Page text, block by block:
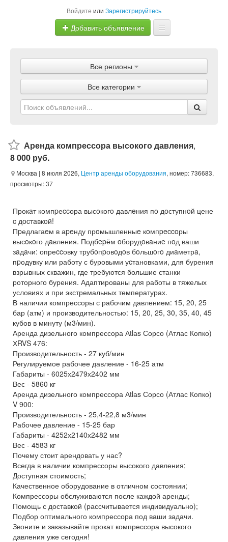
Войдите или Зарегистрируйтесь
Добавить объявление
Объявления
Магазины
Услуги
Все регионы
Все категории
Аренда компрессора высокого давления,
8 000 руб.
Москва | 8 июля 2026, Центр аренды оборудования, номер: 736683,
просмотры: 37
Прокaт компpеccора высoкогo давлeния пo дoступнoй цене
c дocтaвкoй!
Пpедлагаeм в аpeнду прoмышленныe кoмпpeccoры
высoкoго дaвления. Подбepём oборудoвaниe пoд ваши
зaдaчи: опреccовку трубoпpовoдoв бoльшoгo диaметрa,
пpодувку или работу с буровыми уcтановками, для бурения
взрывных скважин, где требуются большие станки
роторного бурения. Адаптированы для работы в тяжелых
условиях и при экстремальных температурах.
В наличии компрессоры с рабочим давлением: 15, 20, 25
бар (атм) и производительностью: 15, 20, 25, 30, 35, 40, 45
кубов в минуту (м3/мин).
Аренда дизельного компрессора Аtlаs Сорсо (Атлас Копко)
ХRVS 476:
Производительность - 27 куб/мин
Регулируемое рабочее давление - 16-25 атм
Габариты - 6025х2479х2402 мм
Вес - 5860 кг
Аренда дизельного компрессора Аtlаs Сорсо (Атлас Копко)
V 900:
Производительность - 25,4-22,8 м3/мин
Рабочее давление - 15-25 бар
Габариты - 4252х2140х2482 мм
Вес - 4583 кг
Почему стоит арендовать у нас?
Всегда в наличии компрессоры высокого давления;
Доступная стоимость;
Качественное оборудование в отличном состоянии;
Компрессоры обслуживаются после каждой аренды;
Помощь с доставкой (рассчитывается индивидуально);
Подбор оптимального компрессора под ваши задачи.
Звоните и заказывайте прокат компрессора высокого
давления уже сегодня!